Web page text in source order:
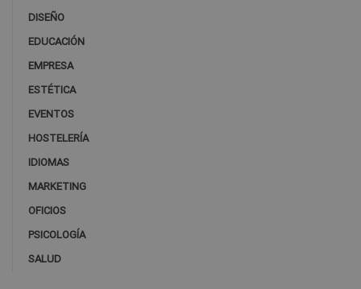
DISEÑO
EDUCACIÓN
EMPRESA
ESTÉTICA
EVENTOS
HOSTELERÍA
IDIOMAS
MARKETING
OFICIOS
PSICOLOGÍA
SALUD